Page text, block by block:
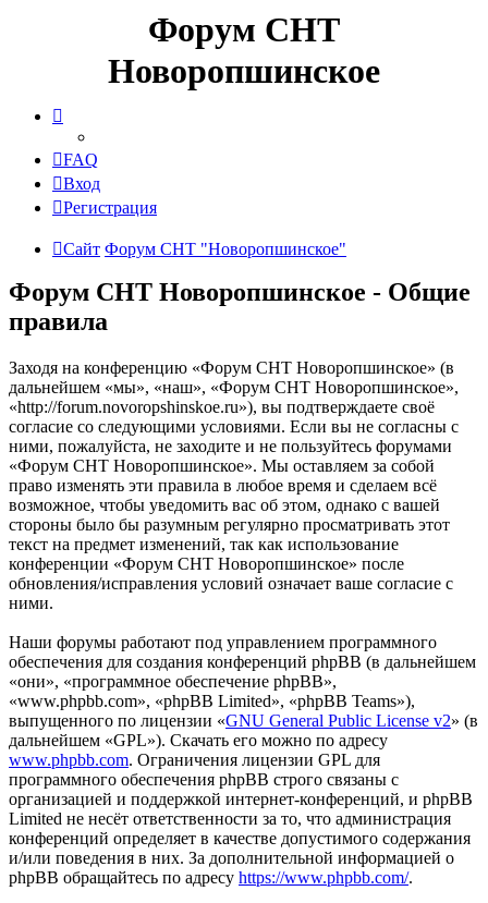
Форум СНТ
Новоропшинское
FAQ
Вход
Регистрация
Сайт Форум СНТ "Новоропшинское"
Форум СНТ Новоропшинское - Общие
правила
Заходя на конференцию «Форум СНТ Новоропшинское» (в
дальнейшем «мы», «наш», «Форум СНТ Новоропшинское»,
«http://forum.novoropshinskoe.ru»), вы подтверждаете своё
согласие со следующими условиями. Если вы не согласны с
ними, пожалуйста, не заходите и не пользуйтесь форумами
«Форум СНТ Новоропшинское». Мы оставляем за собой
право изменять эти правила в любое время и сделаем всё
возможное, чтобы уведомить вас об этом, однако с вашей
стороны было бы разумным регулярно просматривать этот
текст на предмет изменений, так как использование
конференции «Форум СНТ Новоропшинское» после
обновления/исправления условий означает ваше согласие с
ними.
Наши форумы работают под управлением программного
обеспечения для создания конференций phpBB (в дальнейшем
«они», «программное обеспечение phpBB»,
«www.phpbb.com», «phpBB Limited», «phpBB Teams»),
выпущенного по лицензии «GNU General Public License v2» (в
дальнейшем «GPL»). Скачать его можно по адресу
www.phpbb.com. Ограничения лицензии GPL для
программного обеспечения phpBB строго связаны с
организацией и поддержкой интернет-конференций, и phpBB
Limited не несёт ответственности за то, что администрация
конференций определяет в качестве допустимого содержания
и/или поведения в них. За дополнительной информацией о
phpBB обращайтесь по адресу https://www.phpbb.com/.